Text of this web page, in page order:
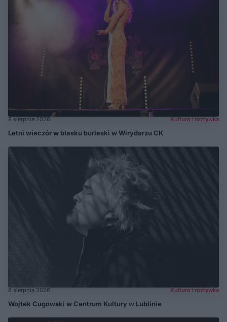
8 sierpnia 2026 Kultura i rozrywka
Letni wieczór w blasku burleski w Wirydarzu CK
8 sierpnia 2026 Kultura i rozrywka
Wojtek Cugowski w Centrum Kultury w Lublinie